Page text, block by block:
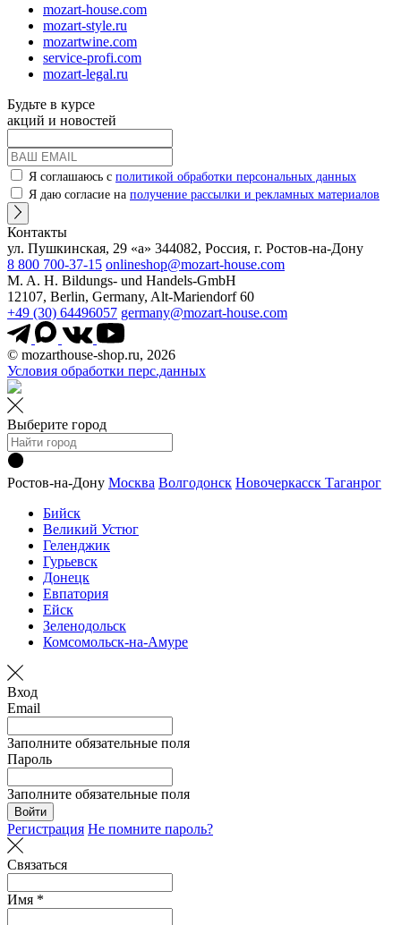
mozart-house.com
mozart-style.ru
mozartwine.com
service-profi.com
mozart-legal.ru
Будьте в курсе
акций и новостей
Я соглашаюсь с политикой обработки персональных данных
Я даю согласие на получение рассылки и рекламных материалов
Контакты
ул. Пушкинская, 29 «а» 344082, Россия, г. Ростов-на-Дону
8 800 700-37-15 onlineshop@mozart-house.com
M. A. H. Bildungs- und Handels-GmbH
12107, Berlin, Germany, Alt-Mariendorf 60
+49 (30) 64496057 germany@mozart-house.com
© mozarthouse-shop.ru, 2026
Условия обработки перс.данных
Выберите город
Ростов-на-Дону Москва Волгодонск Новочеркасск Таганрог
Бийск
Великий Устюг
Геленджик
Гурьевск
Донецк
Евпатория
Ейск
Зеленодольск
Комсомольск-на-Амуре
Вход
Email
Заполните обязательные поля
Пароль
Заполните обязательные поля
Войти
Регистрация Не помните пароль?
Связаться
Имя *